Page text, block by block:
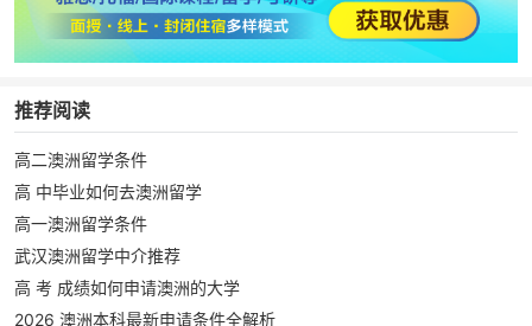
推荐阅读
高二澳洲留学条件
高 中毕业如何去澳洲留学
高一澳洲留学条件
武汉澳洲留学中介推荐
高 考 成绩如何申请澳洲的大学
2026 澳洲本科最新申请条件全解析